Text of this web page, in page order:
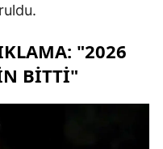
"2026
BITTI"